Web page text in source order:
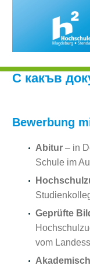
С какъв
Bewerbung
Abitur – in
Schule im
Geprüfte
vom